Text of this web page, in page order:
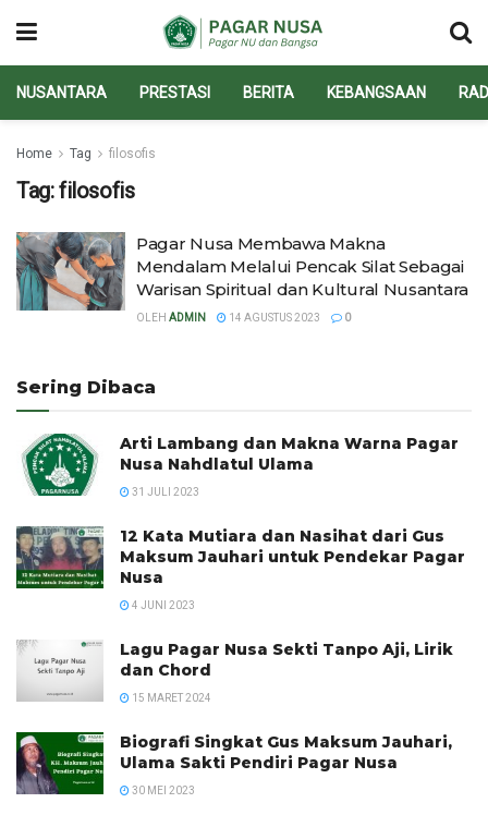
NUSANTARA PRESTASI BERITA KEBANGSAAN
Home Tag filosofis
Tag:filosofis
Pagar Nusa Membawa Makna
Mendalam Melalui Pencak Silat Sebagai
Warisan Spiritual dan Kultural Nusantara
OLEH ADMIN 14 AGUSTUS 2023 0
Sering Dibaca
Arti Lambang dan Makna Warna Pagar
Nusa Nahdlatul Ulama
31 JULI 2023
12 Kata Mutiara dan Nasihat dari Gus
Maksum Jauhari untuk Pendekar Pagar
Nusa
4 JUNI 2023
Lagu Pagar Nusa Sekti Tanpo Aji, Lirik
dan Chord
15 MARET 2024
Biografi Singkat Gus Maksum Jauhari,
Ulama Sakti Pendiri Pagar Nusa
30 MEI 2023